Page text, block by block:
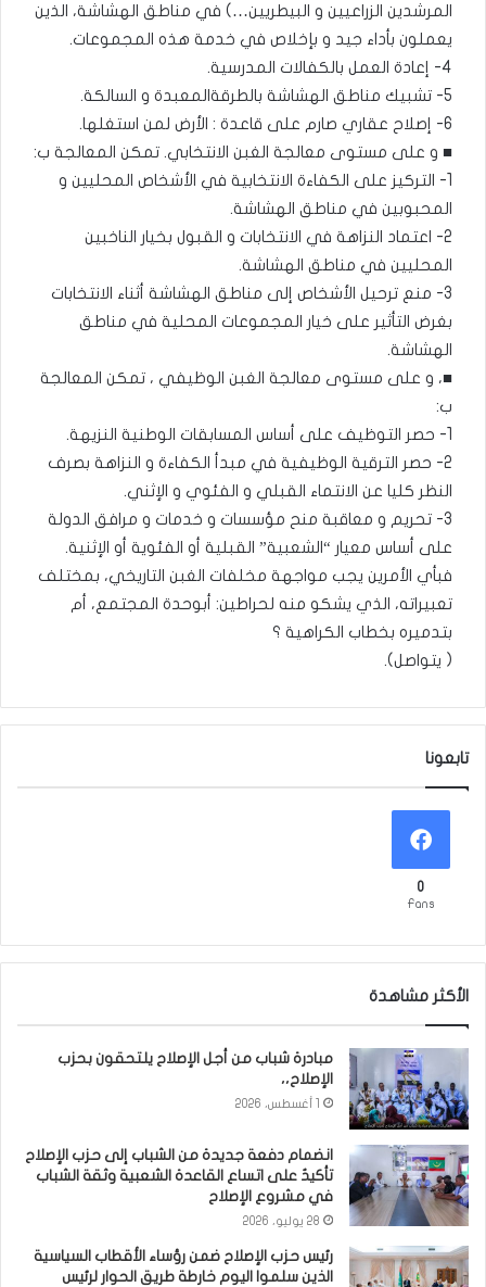
المرشدين الزراعيين و البيطريين…) في مناطق الهشاشة، الذين
يعملون بأداء جيد و بإخلاص في خدمة هذه المجموعات.
4- إعادة العمل بالكفالات المدرسية.
5- تشبيك مناطق الهشاشة بالطرقةالمعبدة و السالكة.
6- إصلاح عقاري صارم على قاعدة : الأرض لمن استغلها.
■ و على مستوى معالجة الغبن الانتخابي. تمكن المعالجة ب:
1- التركيز على الكفاءة الانتخابية في الأشخاص المحليين و
المحبوبين في مناطق الهشاشة.
2- اعتماد النزاهة في الانتخابات و القبول بخيار الناخبين
المحليين في مناطق الهشاشة.
3- منع ترحيل الأشخاص إلى مناطق الهشاشة أثناء الانتخابات
بغرض التأثير على خيار المجموعات المحلية في مناطق
الهشاشة.
■، و على مستوى معالجة الغبن الوظيفي ، تمكن المعالجة
ب:
1- حصر التوظيف على أساس المسابقات الوطنية النزيهة.
2- حصر الترقية الوظيفية في مبدأ الكفاءة و النزاهة بصرف
النظر كليا عن الانتماء القبلي و الفئوي و الإثني.
3- تحريم و معاقبة منح مؤسسات و خدمات و مرافق الدولة
على أساس معيار “الشعبية” القبلية أو الفئوية أو الإثنية.
فبأي الأمرين يجب مواجهة مخلفات الغبن التاريخي، بمختلف
تعبيراته، الذي يشكو منه لحراطين: أبوحدة المجتمع، أم
بتدميره بخطاب الكراهية ؟
( يتواصل).
تابعونا
0
Fans
الأكثر مشاهدة
مبادرة شباب من أجل الإصلاح يلتحقون بحزب
الإصلاح،،
انضمام دفعة جديدة من الشباب إلى حزب الإصلاح
تأكيدٌ على اتساع القاعدة الشعبية وثقة الشباب
في مشروع الإصلاح
28 يوليو، 2026
رئيس حزب الإصلاح ضمن رؤساء الأقطاب السياسية
الذين سلموا اليوم خارطة طريق الحوار لرئيس